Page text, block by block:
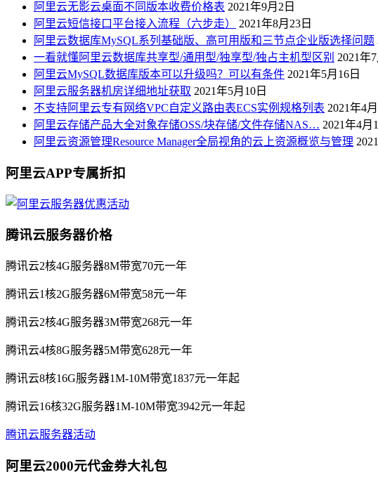
阿里云无影云桌面不同版本收费价格表 2021年9月2日
阿里云短信接口平台接入流程（六步走）
2021年8月23日
阿里云数据库MySQL系列基础版、高可用版和三节点企业版选择问题
一看就懂阿里云数据库共享型/通用型/独享型/独占主机型区别 2021年
阿里云MySQL数据库版本可以升级吗？可以有条件 2021年5月16日
阿里云服务器机房详细地址获取 2021年5月10日
不支持阿里云专有网络VPC自定义路由表ECS实例规格列表 2021年4
阿里云存储产品大全对象存储OSS/块存储/文件存储NAS… 2021年4月
阿里云资源管理Resource Manager全局视角的云上资源概览与管理
阿里云APP专属折扣
腾讯云服务器价格
腾讯云2核4G服务器8M带宽70元一年
腾讯云1核2G服务器6M带宽58元一年
腾讯云2核4G服务器3M带宽268元一年
腾讯云4核8G服务器5M带宽628元一年
腾讯云8核16G服务器1M-10M带宽1837元一年起
腾讯云16核32G服务器1M-10M带宽3942元一年起
腾讯云服务器活动
阿里云2000元代金券大礼包